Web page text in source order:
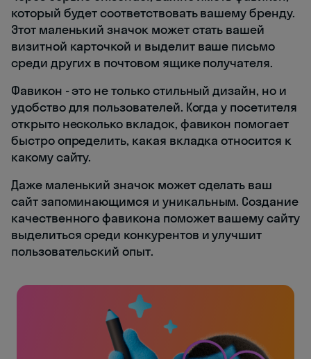
который будет соответствовать вашему бренду.
Этот маленький значок может стать вашей
визитной карточкой и выделит ваше письмо
среди других в почтовом ящике получателя.
Фавикон - это не только стильный дизайн, но и
удобство для пользователей. Когда у посетителя
открыто несколько вкладок, фавикон помогает
быстро определить, какая вкладка относится к
какому сайту.
Даже маленький значок может сделать ваш
сайт запоминающимся и уникальным. Создание
качественного фавикона поможет вашему сайту
выделиться среди конкурентов и улучшит
пользовательский опыт.